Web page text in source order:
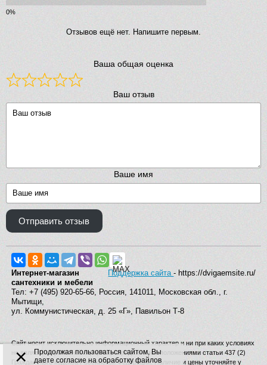
Отзывов ещё нет. Напишите первым.
Ваша общая оценка
Ваш отзыв
Ваше имя
Отправить отзыв
Поддержка сайта- https://dvigaemsite.ru/
Интернет-магазин
сантехники и мебели
Тел: +7 (495) 920-65-66, Россия, 141011, Московская обл., г.
Мытищи,
ул. Коммунистическая, д. 25 «Г», Павильон Т-8
Сайт носит исключительно информационный характер и ни при каких условиях
не является публичной офертой, определяемой положениями статьи 437 (2)
Гражданского кодекса Российской Федерации. Наличие и цены уточняйте у
×
Продолжая пользоваться сайтом, Вы
даете согласие на обработку файлов